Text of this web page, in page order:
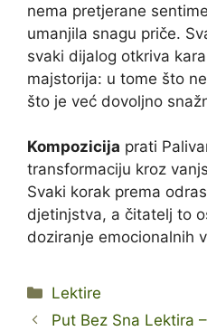
nema pretjerane
umanjila snagu priče.
svaki dijalog otkriva
majstorija: u tome što
što je već dovoljno
Kompozicija prati
transformaciju kroz
Svaki korak prema
djetinjstva, a čitatelj to
doziranje emocionalnih
Kategorije
Lektire
Put Bez Sna Lektira